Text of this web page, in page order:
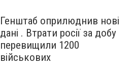
Генштаб оприлюднив нові
дані . Втрати росії за добу
перевищили 1200
військових